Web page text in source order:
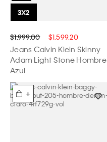
$1,999.00 $1,599.20
Jeans Calvin Klein Skinny
Adam Light Stone Hombre
Azul
+